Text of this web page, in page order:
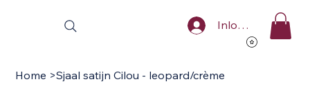
Inloggen
Home >Sjaal satijn Cilou - leopard/crème